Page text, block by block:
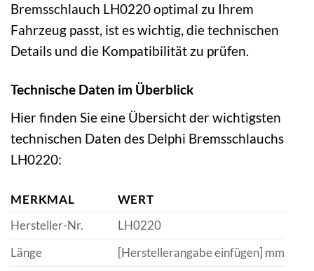
Bremsschlauch LH0220 optimal zu Ihrem
Fahrzeug passt, ist es wichtig, die technischen
Details und die Kompatibilität zu prüfen.
Technische Daten im Überblick
Hier finden Sie eine Übersicht der wichtigsten
technischen Daten des Delphi Bremsschlauchs
LH0220:
MERKMAL
WERT
Hersteller-Nr.
LH0220
Länge
[Herstellerangabe einfügen] mm